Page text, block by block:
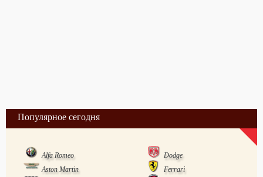
Популярное сегодня
Alfa Romeo
Dodge
Aston Martin
Ferrari